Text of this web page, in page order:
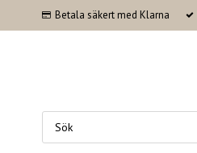
Betala säkert med Klarna